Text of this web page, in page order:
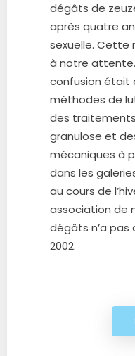
dégâts de
après quatre
sexuelle. Cette
à notre attente.
confusion était
méthodes de
des
granulose et
mécaniques à
dans les
au cours de
association de
dégâts n’a pas
2002.